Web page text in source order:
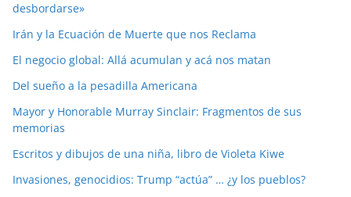
desbordarse»
Irán y la Ecuación de Muerte que nos Reclama
El negocio global: Allá acumulan y acá nos matan
Del sueño a la pesadilla Americana
Mayor y Honorable Murray Sinclair: Fragmentos de sus
memorias
Escritos y dibujos de una niña, libro de Violeta Kiwe
Invasiones, genocidios: Trump “actúa” … ¿y los pueblos?